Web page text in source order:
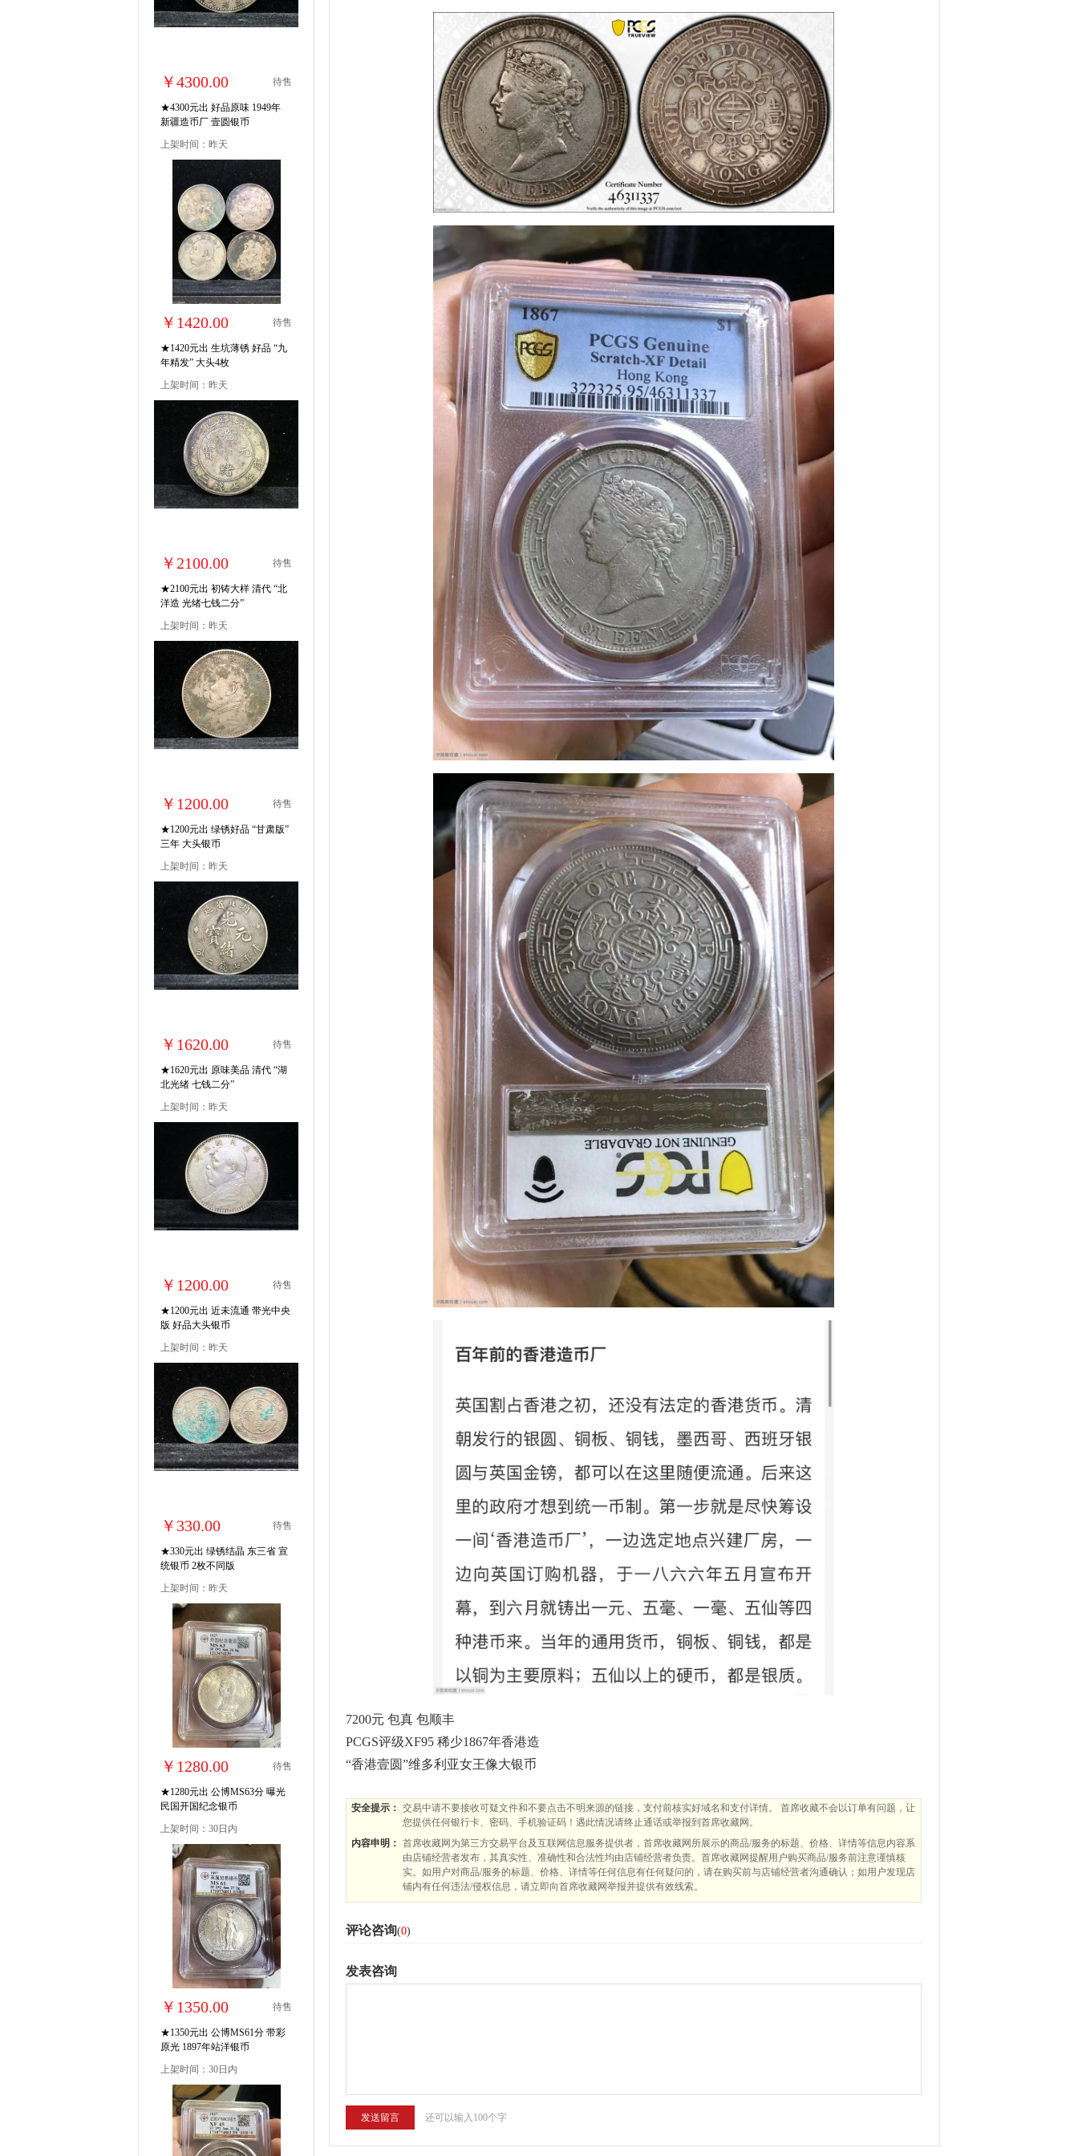
￥4300.00 待售
★4300元出 好品原味 1949年
新疆造币厂 壹圆银币
上架时间：昨天
￥1420.00 待售
★1420元出 生坑薄锈 好品 “九
年精发” 大头4枚
上架时间：昨天
￥2100.00 待售
★2100元出 初铸大样 清代 “北
洋造 光绪七钱二分”
上架时间：昨天
￥1200.00 待售
★1200元出 绿锈好品 “甘肃版”
三年 大头银币
上架时间：昨天
￥1620.00 待售
★1620元出 原味美品 清代 “湖
北光绪 七钱二分”
上架时间：昨天
￥1200.00 待售
★1200元出 近未流通 带光中央
版 好品大头银币
上架时间：昨天
￥330.00 待售
★330元出 绿锈结晶 东三省 宣
统银币 2枚不同版
上架时间：昨天
￥1280.00 待售
★1280元出 公博MS63分 曝光
民国开国纪念银币
上架时间：30日内
￥1350.00 待售
★1350元出 公博MS61分 带彩
原光 1897年站洋银币
上架时间：30日内
7200元 包真 包顺丰
PCGS评级XF95 稀少1867年香港造
“香港壹圆”维多利亚女王像大银币
安全提示： 交易中请不要接收可疑文件和不要点击不明来源的链接，支付前核实好域名和支付详情。 首席收藏不会以订单有问题，让
您提供任何银行卡、密码、手机验证码！遇此情况请终止通话或举报到首席收藏网。
内容申明： 首席收藏网为第三方交易平台及互联网信息服务提供者，首席收藏网所展示的商品/服务的标题、价格、详情等信息内容系
由店铺经营者发布，其真实性、准确性和合法性均由店铺经营者负责。首席收藏网提醒用户购买商品/服务前注意谨慎核
实。如用户对商品/服务的标题、价格、详情等任何信息有任何疑问的，请在购买前与店铺经营者沟通确认；如用户发现店
铺内有任何违法/侵权信息，请立即向首席收藏网举报并提供有效线索。
评论咨询(0)
发表咨询
还可以输入100个字